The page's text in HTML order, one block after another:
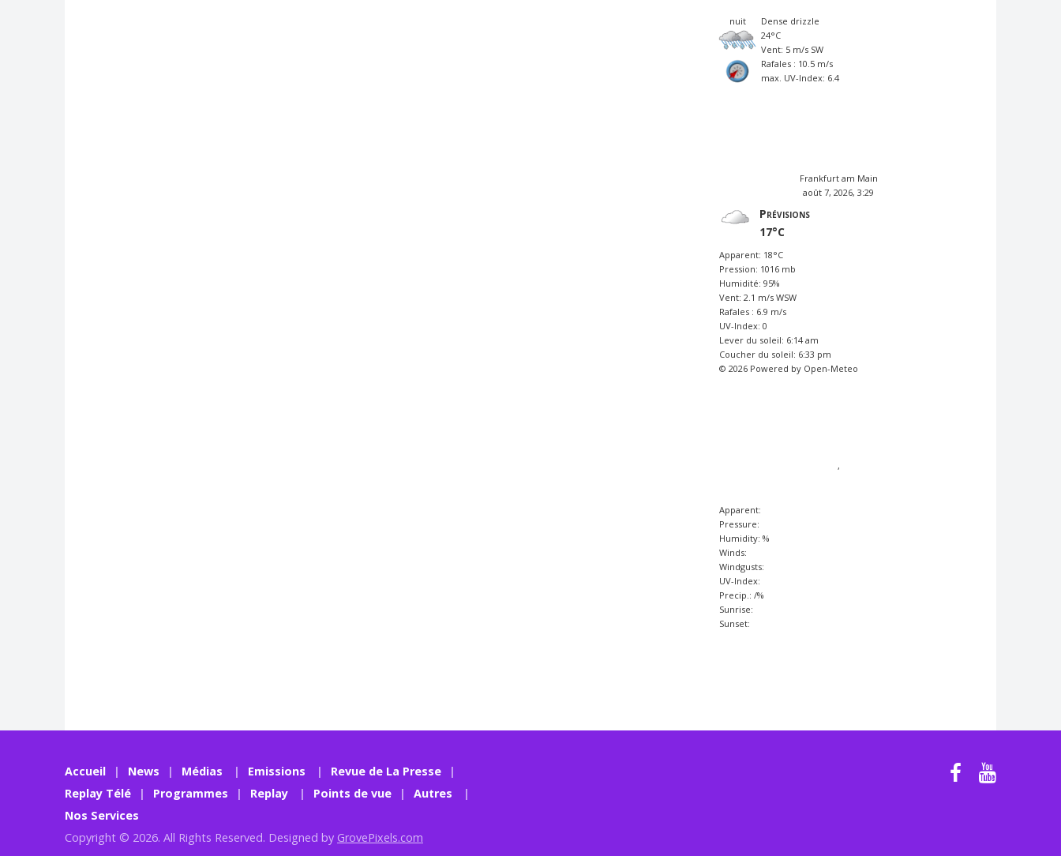
nuit
Dense drizzle
24°C
Vent: 5 m/s SW
Rafales : 10.5 m/s
max. UV-Index: 6.4
Frankfurt am Main
août 7, 2026, 3:29
Prévisions
17°C
Apparent: 18°C
Pression: 1016 mb
Humidité: 95%
Vent: 2.1 m/s WSW
Rafales : 6.9 m/s
UV-Index: 0
Lever du soleil: 6:14 am
Coucher du soleil: 6:33 pm
© 2026 Powered by Open-Meteo
,
Apparent:
Pressure:
Humidity: %
Winds:
Windgusts:
UV-Index:
Precip.: /%
Sunrise:
Sunset:
Accueil News Médias Emissions
Revue de La Presse
Replay Télé
Programmes Replay Points de vue
Autres
Nos Services
Copyright © 2026. All Rights Reserved. Designed by GrovePixels.com